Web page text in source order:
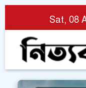
Sat, 08